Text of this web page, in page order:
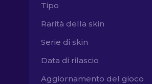
Tipo
Rarità della skin
Serie di skin
Data di rilascio
Aggiornamento del gioco